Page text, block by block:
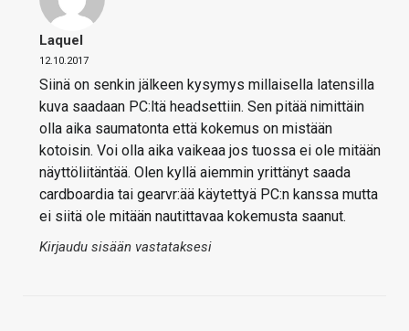
Laquel
12.10.2017
Siinä on senkin jälkeen kysymys millaisella latensilla
kuva saadaan PC:ltä headsettiin. Sen pitää nimittäin
olla aika saumatonta että kokemus on mistään
kotoisin. Voi olla aika vaikeaa jos tuossa ei ole mitään
näyttöliitäntää. Olen kyllä aiemmin yrittänyt saada
cardboardia tai gearvr:ää käytettyä PC:n kanssa mutta
ei siitä ole mitään nautittavaa kokemusta saanut.
Kirjaudu sisään vastataksesi